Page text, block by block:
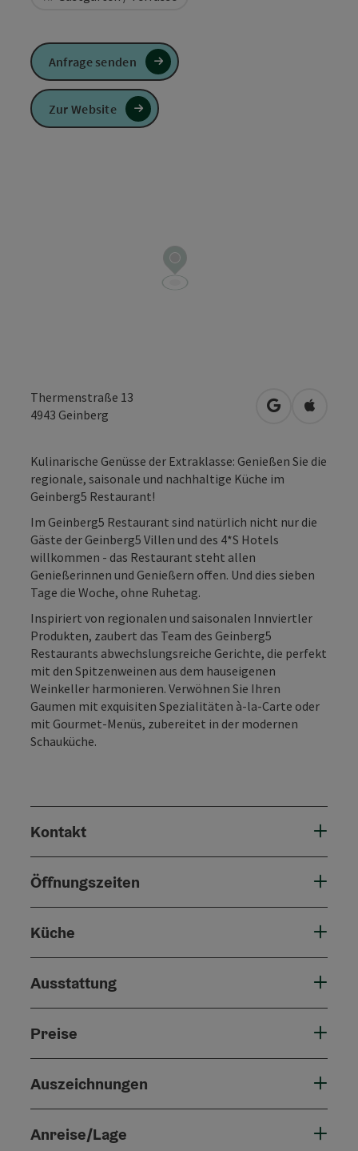
Thermenstraße 13
4943 Geinberg in Google
in
Kulinarische Genüsse der Extraklasse: Genießen Sie die
regionale, saisonale und nachhaltige Küche im
Geinberg5 Restaurant!
Im Geinberg5 Restaurant sind natürlich nicht nur die
Gäste der Geinberg5 Villen und des 4*S Hotels
willkommen - das Restaurant steht allen
Genießerinnen und Genießern offen. Und dies sieben
Tage die Woche, ohne Ruhetag.
Inspiriert von regionalen und saisonalen Innviertler
Produkten, zaubert das Team des Geinberg5
Restaurants abwechslungsreiche Gerichte, die perfekt
mit den Spitzenweinen aus dem hauseigenen
Weinkeller harmonieren. Verwöhnen Sie Ihren
Gaumen mit exquisiten Spezialitäten à-la-Carte oder
mit Gourmet-Menüs, zubereitet in der modernen
Schauküche.
Kontakt
Öffnungszeiten
Küche
Ausstattung
Preise
Auszeichnungen
Anreise/Lage
Anfrage senden
Zur Website